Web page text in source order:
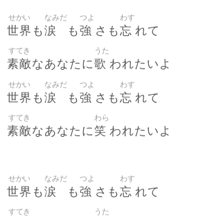
世界
せかい
も涙
なみだ
も強
つよ
さも忘
わす
れて
素敵
すてき
なあなたに歌
うた
われたいよ
世界
せかい
も涙
なみだ
も強
つよ
さも忘
わす
れて
素敵
すてき
なあなたに笑
わら
われたいよ
世界
せかい
も涙
なみだ
も強
つよ
さも忘
わす
れて
すてき うた